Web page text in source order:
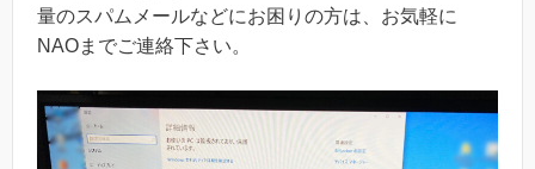
量のスパムメールなどにお困りの方は、お気軽に
NAOまでご連絡下さい。